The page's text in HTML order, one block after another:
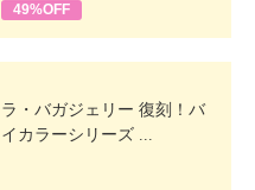
49%OFF
ラ・バガジェリー 復刻！バ
イカラーシリーズ ...